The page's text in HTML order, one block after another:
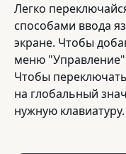
Легко
способами ввода
экране. Чтобы
меню
Чтобы
на глобальный
нужную клавиатуру.